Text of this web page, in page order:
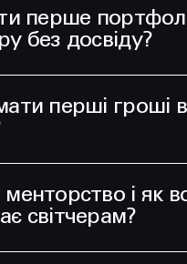
перше
без досвіду?
перші гроші в
і як
світчерам?